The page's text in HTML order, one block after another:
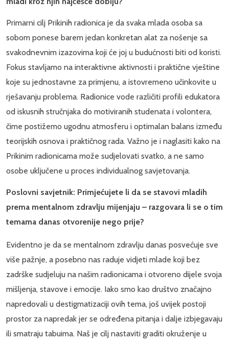
Primarni cilj Prikinih radionica je da svaka mlada osoba sa
sobom ponese barem jedan konkretan alat za nošenje sa
svakodnevnim izazovima koji će joj u budućnosti biti od koristi.
Fokus stavljamo na interaktivne aktivnosti i praktične vještine
koje su jednostavne za primjenu, a istovremeno učinkovite u
rješavanju problema. Radionice vode različiti profili edukatora
od iskusnih stručnjaka do motiviranih studenata i volontera,
čime postižemo ugodnu atmosferu i optimalan balans između
teorijskih osnova i praktičnog rada. Važno je i naglasiti kako na
Prikinim radionicama može sudjelovati svatko, a ne samo
osobe uključene u proces individualnog savjetovanja.
Poslovni savjetnik: Primjećujete li da se stavovi mladih
prema mentalnom zdravlju mijenjaju – razgovara li se o tim
temama danas otvorenije nego prije?
Evidentno je da se mentalnom zdravlju danas posvećuje sve
više pažnje, a posebno nas raduje vidjeti mlade koji bez
zadrške sudjeluju na našim radionicama i otvoreno dijele svoja
mišljenja, stavove i emocije. Iako smo kao društvo značajno
napredovali u destigmatizaciji ovih tema, još uvijek postoji
prostor za napredak jer se određena pitanja i dalje izbjegavaju
ili smatraju tabuima. Naš je cilj nastaviti graditi okruženje u